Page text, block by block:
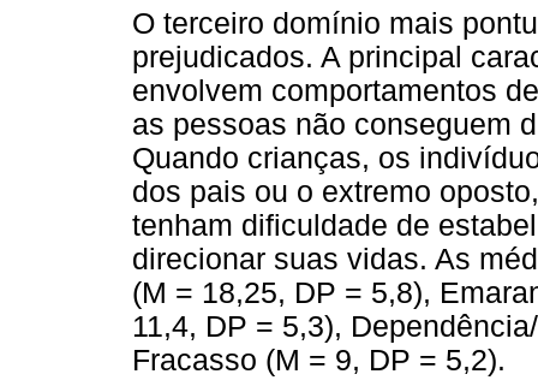
O terceiro domínio mais
prejudicados. A principal
envolvem comportamentos
as pessoas não conseguem
Quando crianças, os
dos pais ou o extremo
tenham dificuldade de
direcionar suas vidas. As
(M = 18,25, DP = 5,8),
11,4, DP = 5,3),
Fracasso (M = 9, DP = 5,2).